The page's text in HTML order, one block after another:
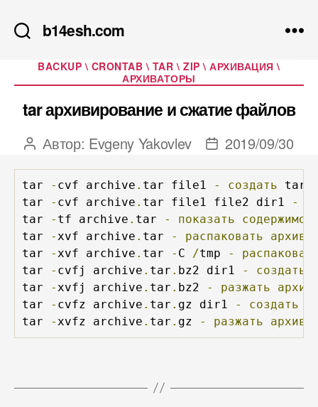
b14esh.com
Рубрики
BACKUP \ CRONTAB \ TAR \ ZIP \ АРХИВАЦИЯ \
АРХИВАТОРЫ
tar архивирование и сжатие файлов
Автор
записи
Автор: Evgeny Yakovlev
Дата
записи
2019/09/30
tar - cvf archive . tar file1 - создать tar
tar
- cvf archive . tar file1 file2 dir1 -
tar
- tf archive . tar - показать
содержимое
tar
- xvf archive . tar - распаковать
архив
tar
- xvf archive . tar - C /tmp -
tar
- cvfj archive . tar . bz2 dir1 - создать
tar
- xvfj archive . tar . bz2 - разжать
архив
tar
- cvfz archive . tar . gz dir1 - создать
tar
- xvfz archive . tar . gz - разжать архив